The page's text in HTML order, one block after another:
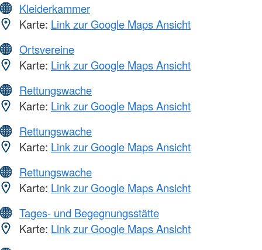
Kleiderkammer
Karte: Link zur Google Maps Ansicht
Ortsvereine
Karte: Link zur Google Maps Ansicht
Rettungswache
Karte: Link zur Google Maps Ansicht
Rettungswache
Karte: Link zur Google Maps Ansicht
Rettungswache
Karte: Link zur Google Maps Ansicht
Tages- und Begegnungsstätte
Karte: Link zur Google Maps Ansicht